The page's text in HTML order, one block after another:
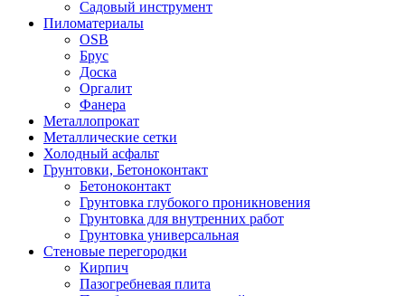
Садовый инструмент
Пиломатериалы
OSB
Брус
Доска
Оргалит
Фанера
Металлопрокат
Металлические сетки
Холодный асфальт
Грунтовки, Бетоноконтакт
Бетоноконтакт
Грунтовка глубокого проникновения
Грунтовка для внутренних работ
Грунтовка универсальная
Стеновые перегородки
Кирпич
Пазогребневая плита